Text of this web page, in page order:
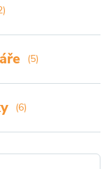
(5)
(6)